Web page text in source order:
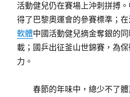
活動健兒仍在賽場上沖刺拼搏
得了巴黎奧運會的參賽標準；
軟體中國活動健兒摘金奪銀的
載；國乒出征釜山世錦賽，為
力。
春節的年味中，總少不了